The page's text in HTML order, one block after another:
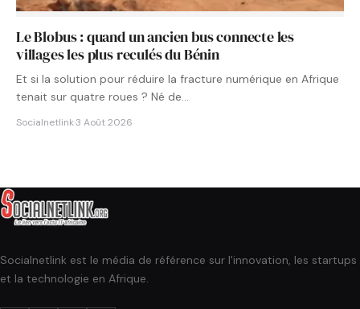
Le Blobus : quand un ancien bus connecte les
villages les plus reculés du Bénin
Et si la solution pour réduire la fracture numérique en Afrique
tenait sur quatre roues ? Né de…
Socialnetlink·3 Août 2026
Socialnetlink est le média de référence sur l'innovation, les startups
et la technologie en Afrique.